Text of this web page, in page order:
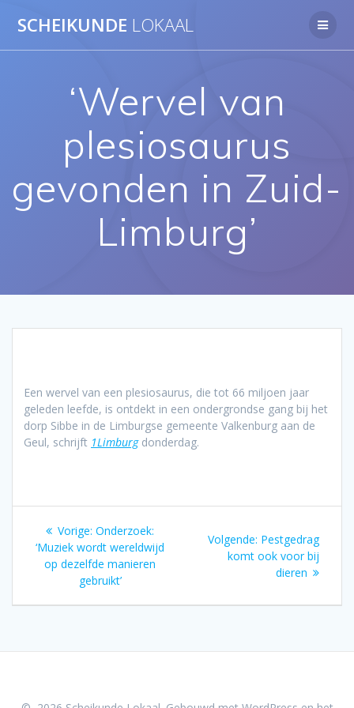
naar
SCHEIKUNDE LOKAAL
‘Wervel van
plesiosaurus
gevonden in Zuid-
Limburg’
Een wervel van een plesiosaurus, die tot 66 miljoen jaar
geleden leefde, is ontdekt in een ondergrondse gang bij het
dorp Sibbe in de Limburgse gemeente Valkenburg aan de
Geul, schrijft 1Limburgdonderdag.
Bericht
navigatie
Vorige: Vorig
bericht:
Onderzoek:
‘Muziek wordt wereldwijd
op dezelfde manieren
gebruikt’
Volgende: Volgend
bericht:
Pestgedrag
komt ook voor bij
dieren